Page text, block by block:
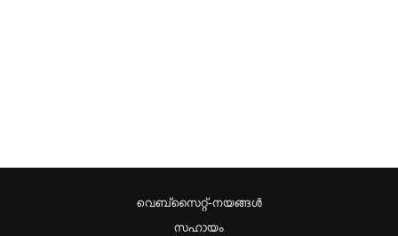
വെബ്സൈറ്റ്-നയങ്ങള്‍
സഹായം